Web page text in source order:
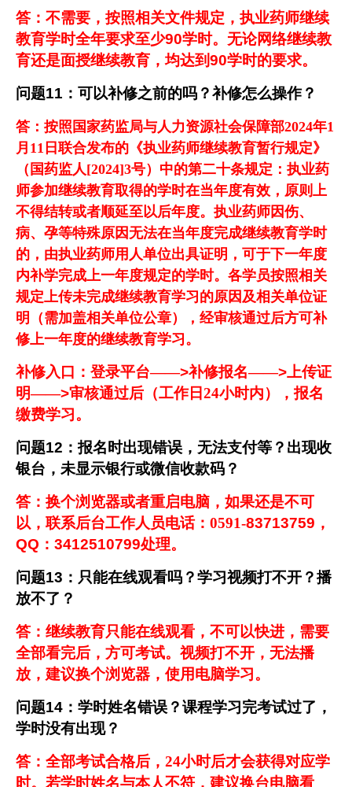
答：不需要，按照相关文件规定，执业药师继续
教育学时全年要求至少90学时。无论网络继续教
育还是面授继续教育，均达到90学时的要求。
问题11 ：可以补修之前的吗？补修怎么操作？
答： 按照国家药监局与人力资源社会保障部2024年1
月11日联合发布的《执业药师继续教育暂行规定》
（国药监人[2024]3号）中的第二十条规定：执业药
师参加继续教育取得的学时在当年度有效，原则上
不得结转或者顺延至以后年度。执业药师因伤、
病、孕等特殊原因无法在当年度完成继续教育学时
的，由执业药师用人单位出具证明，可于下一年度
内补学完成上一年度规定的学时。 各学员按照相关
规定上传未完成继续教育学习的原因及相关单位证
明（需加盖相关单位公章），经审核通过后方可补
修上一年度的继续教育学习。
补修入口：登录平台——>补修报名——>上传证
明——>审核通过后（工作日24小时内），报名
缴费学习。
问题12 ：报名时出现错误，无法支付等？出现收
银台，未显示银行或微信收款码？
答：换个浏览器或者重启电脑，如果还是不可
以，联系后台工作人员电话：0591-83713759 ，
QQ ： 3412510799处理。
问题13 ：只能在线观看吗？学习视频打不开？播
放不了？
答：继续教育只能在线观看，不可以快进，需要
全部看完后，方可考试。视频打不开，无法播
放，建议换个浏览器，使用电脑学习。
问题14 ：学时姓名错误？课程学习完考试过了，
学时没有出现？
答：全部考试合格后，24小时后才会获得对应学
时。若学时姓名与本人不符，建议换台电脑看